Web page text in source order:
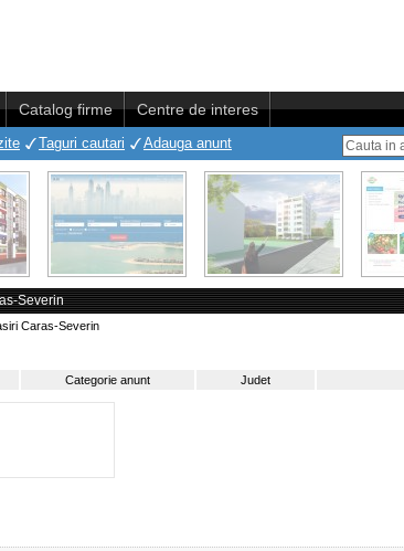
Catalog firme Centre de interes
Taguri cautari Adauga anunt
Severin
Caras-Severin
Categorie anunt
Judet